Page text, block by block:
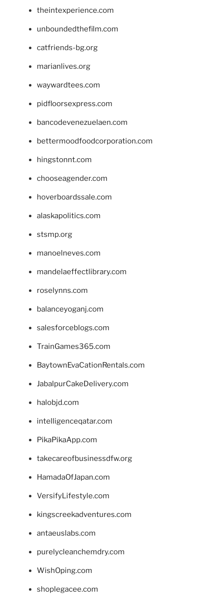
theintexperience.com
unboundedthefilm.com
catfriends-bg.org
marianlives.org
waywardtees.com
pidfloorsexpress.com
bancodevenezuelaen.com
bettermoodfoodcorporation.com
hingstonnt.com
chooseagender.com
hoverboardssale.com
alaskapolitics.com
stsmp.org
manoelneves.com
mandelaeffectlibrary.com
roselynns.com
balanceyoganj.com
salesforceblogs.com
TrainGames365.com
BaytownEvaCationRentals.com
JabalpurCakeDelivery.com
halobjd.com
intelligenceqatar.com
PikaPikaApp.com
takecareofbusinessdfw.org
HamadaOfJapan.com
VersifyLifestyle.com
kingscreekadventures.com
antaeuslabs.com
purelycleanchemdry.com
WishOping.com
shoplegacee.com